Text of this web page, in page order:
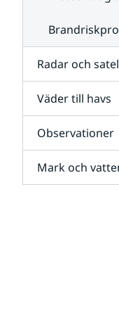
Radar och
Väder till havs
Observationer
Mark och